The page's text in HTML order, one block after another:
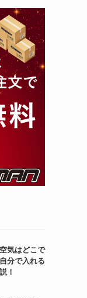
気はどこで
分で入れる
！